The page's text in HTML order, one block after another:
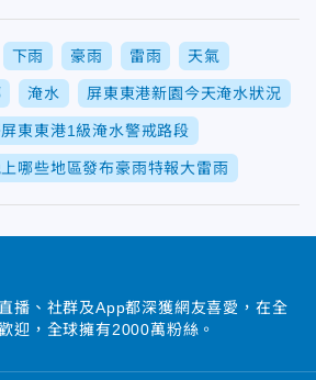
下雨 豪雨 雷雨 天氣
淹水 屏東東港新園今天淹水狀況
東東港1級淹水警戒路段
哪些地區發布豪雨特報大雷雨
播、社群及App都深獲網友喜愛，在全
迎，全球擁有2000萬粉絲。